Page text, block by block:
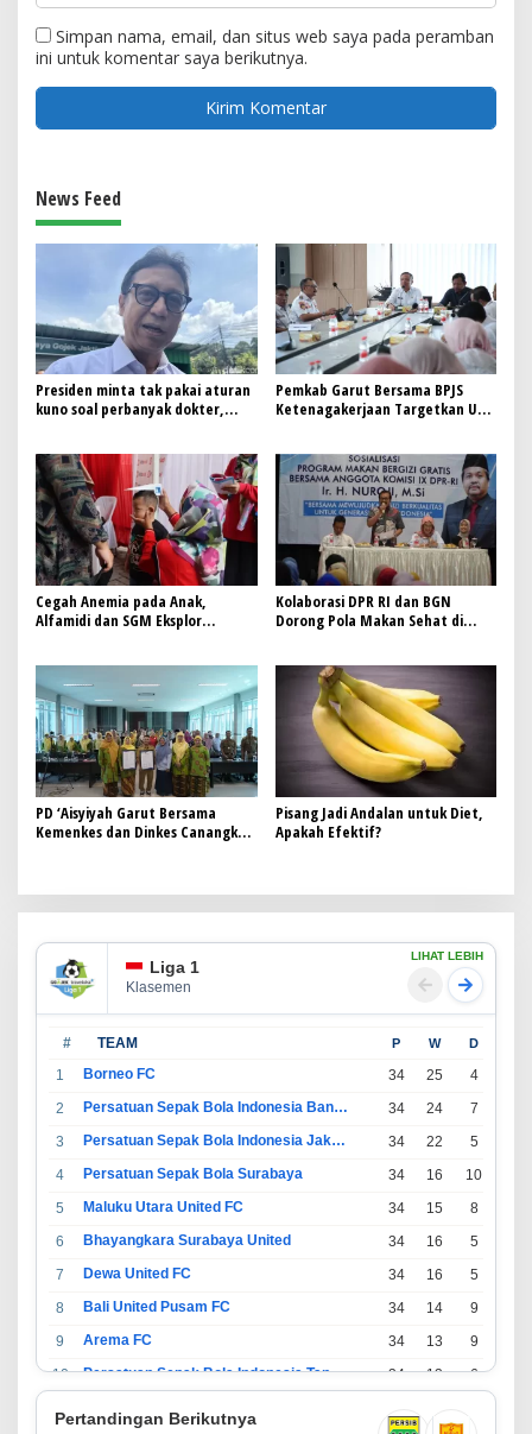
Simpan nama, email, dan situs web saya pada peramban
ini untuk komentar saya berikutnya.
News Feed
Presiden minta tak pakai aturan
kuno soal perbanyak dokter,
Pemkab Garut Bersama BPJS
Ketenagakerjaan Targetkan UCJ
Cegah Anemia pada Anak,
Alfamidi dan SGM Eksplor
Kolaborasi DPR RI dan BGN
Dorong Pola Makan Sehat di
PD ‘Aisyiyah Garut Bersama
Kemenkes dan Dinkes Canangkan
Pisang Jadi Andalan untuk Diet,
Apakah Efektif?
Liga 1
Klasemen
LIHAT LEBIH
# TEAM P W D
1 Borneo FC 34 25 4
2
Persatuan Sepak Bola Indonesia Bandung 34 24 7
3
Persatuan Sepak Bola Indonesia Jakarta 34 22 5
4
Persatuan Sepak Bola Surabaya 34 16 10
5
Maluku Utara United FC 34 15 8
6
Bhayangkara Surabaya United 34 16 5
7
Dewa United FC 34 16 5
8
Bali United Pusam FC 34 14 9
9
Arema FC 34 13 9
10
Persatuan Sepak Bola Indonesia Tangerang 34 13 6
Pertandingan Berikutnya